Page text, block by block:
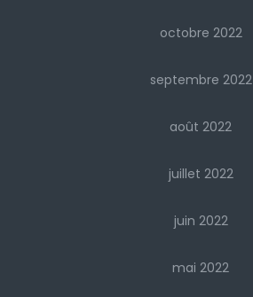
octobre 2022
septembre 2022
août 2022
juillet 2022
juin 2022
mai 2022